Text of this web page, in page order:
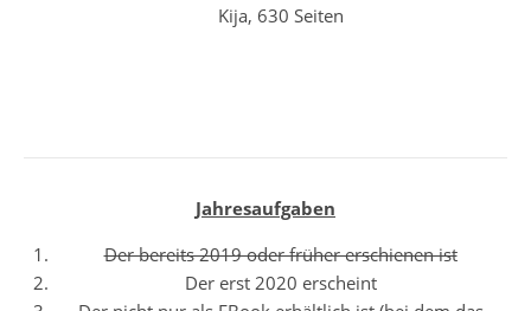
Kija, 630 Seiten
Jahresaufgaben
Der bereits 2019 oder früher erschienen ist
Der erst 2020 erscheint